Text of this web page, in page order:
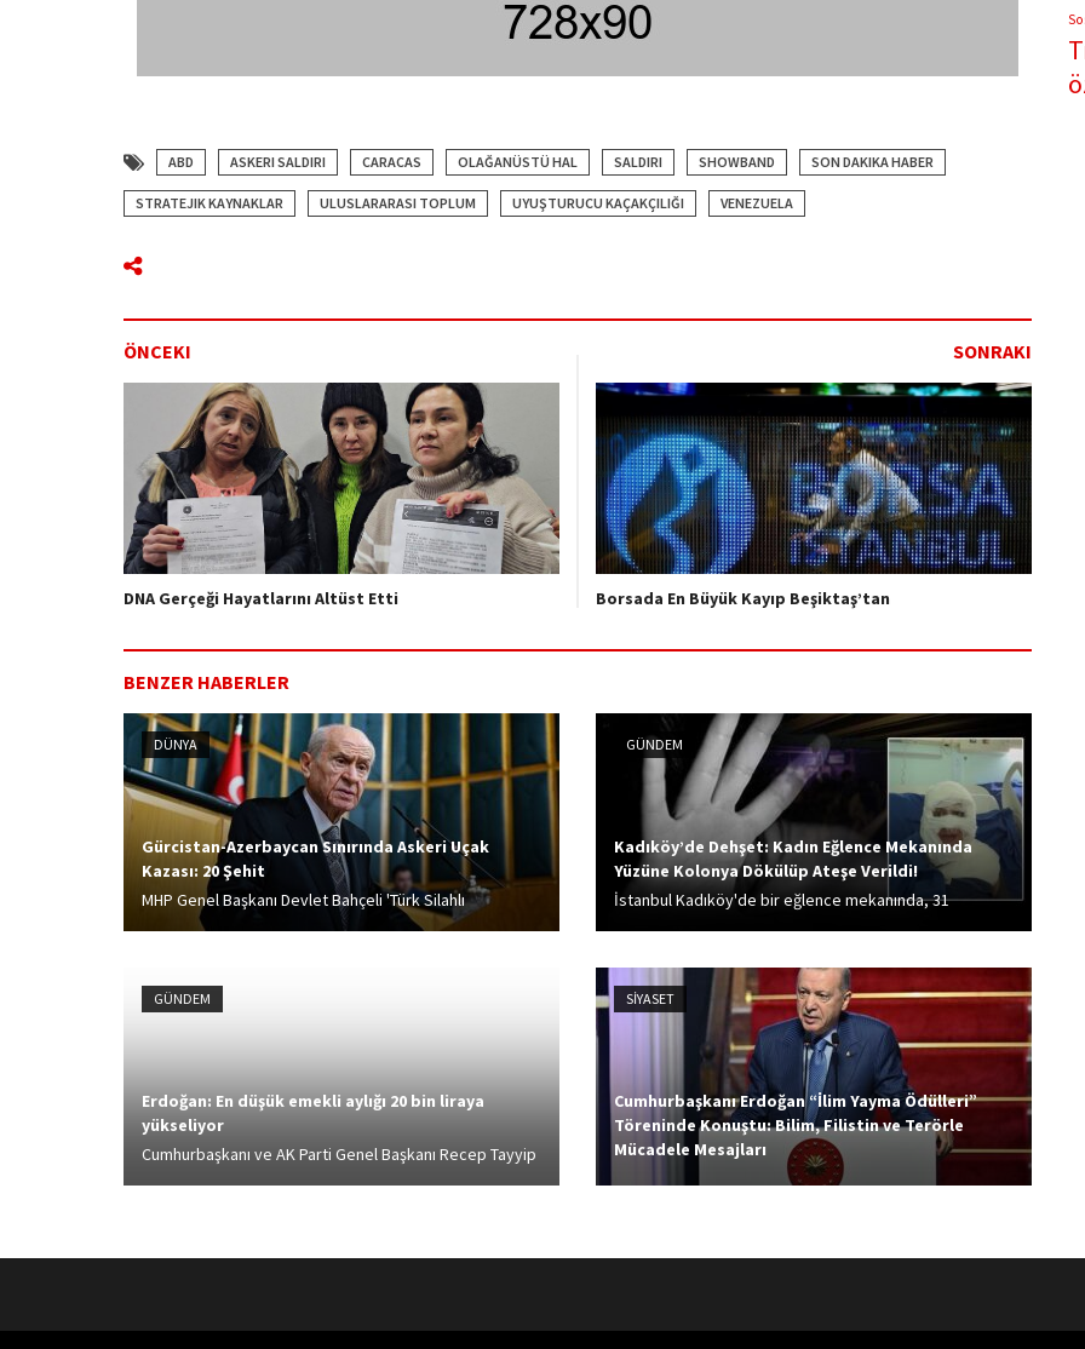
ABD ASKERI SALDIRI CARACAS OLAĞANÜSTÜ HAL SALDIRI SHOWBAND SON DAKIKA HABER
STRATEJIK KAYNAKLAR ULUSLARARASI TOPLUM UYUŞTURUCU KAÇAKÇILIĞI VENEZUELA
ÖNCEKI SONRAKI
DNA Gerçeği Hayatlarını Altüst Etti Borsada En Büyük Kayıp Beşiktaş’tan
BENZER HABERLER
DÜNYA
Gürcistan-Azerbaycan Sınırında Askeri Uçak
Kazası: 20 Şehit
MHP Genel Başkanı Devlet Bahçeli 'Türk Silahlı
Kuvvetlerine Ait C-130 Tipi Askeri Kargo Uçağının
elim ve feci olay elbette bütün yönleriyle incelenecek,
her...
GÜNDEM
Kadıköy’de Dehşet: Kadın Eğlence Mekanında
Yüzüne Kolonya Dökülüp Ateşe Verildi!
İstanbul Kadıköy'de bir eğlence mekanında, 31
yaşındaki Gözde Yılmaz'ın yüzüne kolonya dökerek
GÜNDEM
Erdoğan: En düşük emekli aylığı 20 bin liraya
yükseliyor
Cumhurbaşkanı ve AK Parti Genel Başkanı Recep Tayyip
Erdoğan, partisinin TBMM Grup Toplantısı'nda önemli
SİYASET
Cumhurbaşkanı Erdoğan “İlim Yayma Ödülleri”
Töreninde Konuştu: Bilim, Filistin ve Terörle
Mücadele Mesajları
Cumhurbaşkanı Recep Tayyip Erdoğan, Atatürk Kültür
başvuruyla yeni bir rekor daha kırıldı. Neden bizim bir